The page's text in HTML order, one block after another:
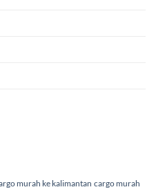
murah ke kalimantan cargo murah